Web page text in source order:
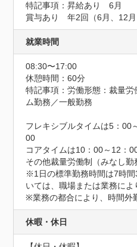
特記事項：昇給あり　6月
賞与あり　年2回（6月、12月
就業時間
08:30〜17:00
休憩時間：60分
特記事項：労働形態：裁量
ム勤務／一般勤務
フレキシブルタイムは5：00
00
コアタイムは10：00～12：
その他裁量労働制（みなし
※1日の標準勤務時間は7時
いては、職場または業務によ
※業務の都合により、時間外
休暇・休日